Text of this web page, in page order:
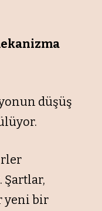
düşüş
Şartlar,
yeni bir